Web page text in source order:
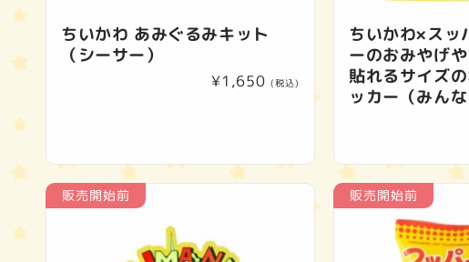
ちいかわ あみぐるみキット
（シーサー）
通
¥1,650 (税込)
ちいかわ×スッ
ーのおみやげ
貼れるサイズ
ッカー（みんな
販売開始前 販売開始前